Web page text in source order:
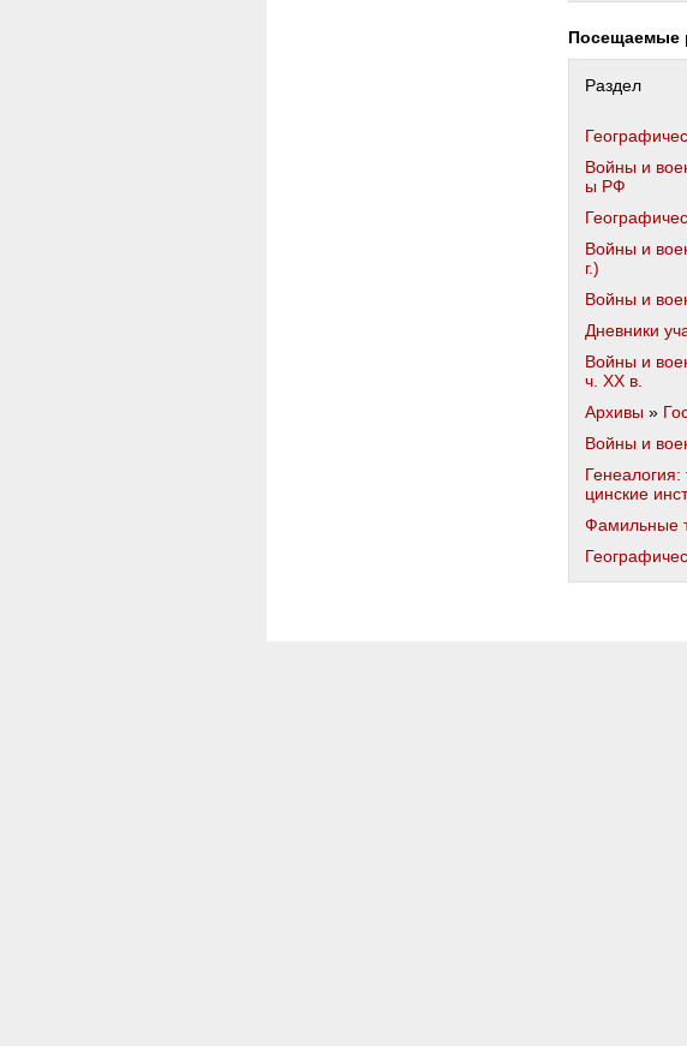
Посещаемые
Раздел
Войны и
ы РФ
Войны и
г.)
Войны и
Дневники
Войны и
ч. XX в.
Архивы »
Войны и
Генеалогия:
цинские
Фамильные